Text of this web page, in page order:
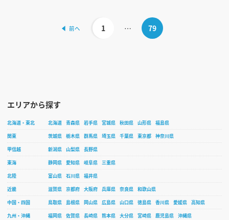
1 … 79
エリアから探す
北海道・東北 北海道 青森県 岩手県 宮城県 秋田県 山形県
福島県
関東
茨城県 栃木県 群馬県 埼玉県 千葉県 東京都
神奈川県
甲信越
新潟県 山梨県
長野県
東海
静岡県 愛知県 岐阜県
三重県
北陸
富山県 石川県
福井県
近畿
滋賀県 京都府 大阪府 兵庫県 奈良県
和歌山県
中国・四国
鳥取県 島根県 岡山県 広島県 山口県 徳島県 香川県 愛媛県
高知県
九州・沖縄
福岡県 佐賀県 長崎県 熊本県 大分県 宮崎県 鹿児島県 沖縄県